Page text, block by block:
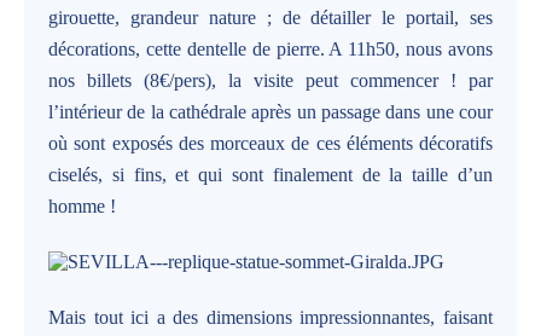
girouette, grandeur nature ; de détailler le portail, ses
décorations, cette dentelle de pierre. A 11h50, nous avons
nos billets (8€/pers), la visite peut commencer ! par
l’intérieur de la cathédrale après un passage dans une cour
où sont exposés des morceaux de ces éléments décoratifs
ciselés, si fins, et qui sont finalement de la taille d’un
homme !
Mais tout ici a des dimensions impressionnantes, faisant